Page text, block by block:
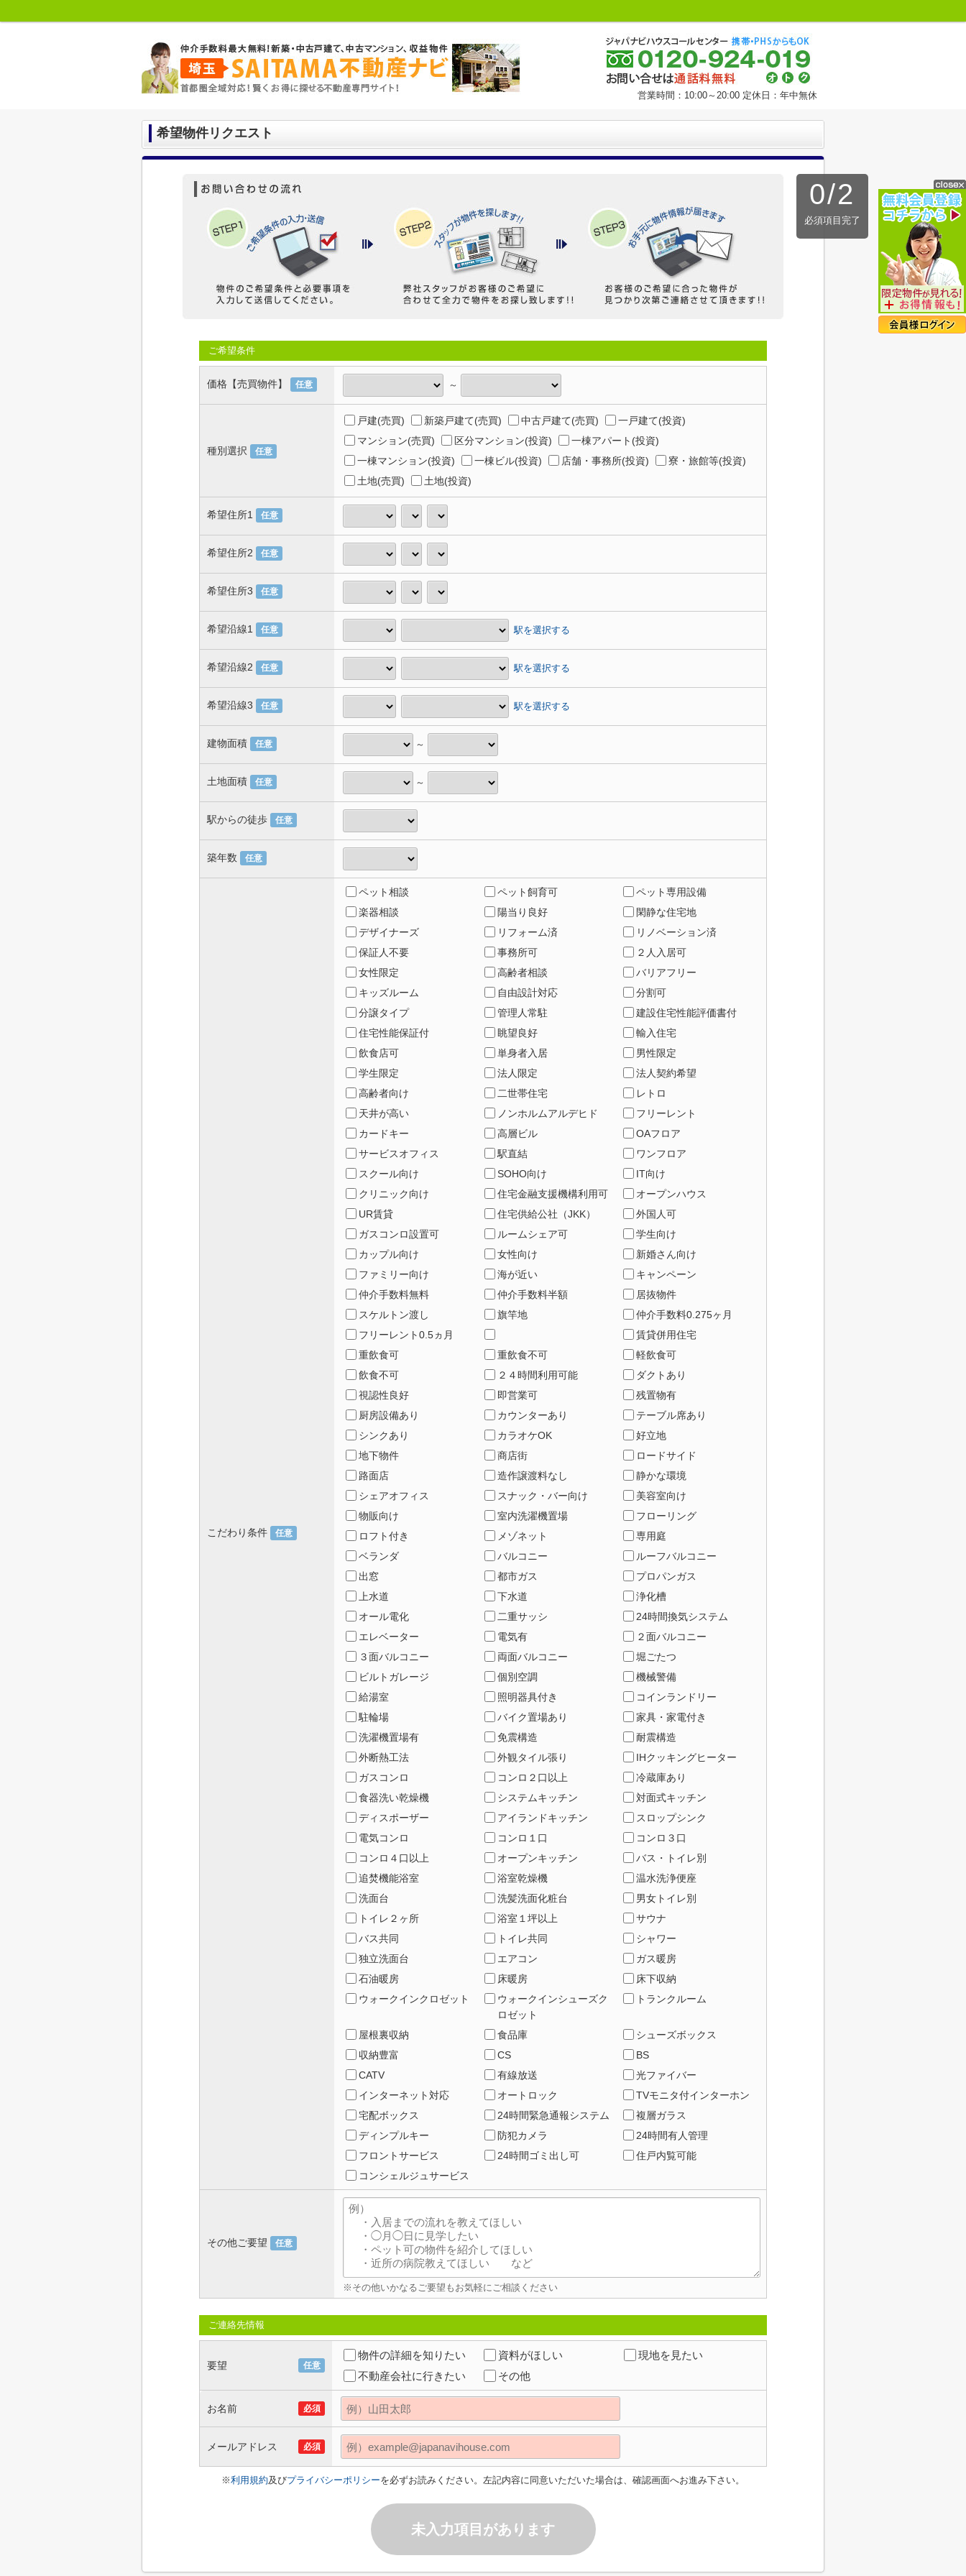
営業時間：10:00～20:00 定休日：年中無休
希望物件リクエスト
0/2
必須項目完了
ご希望条件
価格【売買物件】 任意 ～
種別選択 任意
戸建(売買) 新築戸建て(売買) 中古戸建て(売買)
一戸建て(投資)
マンション(売買)
区分マンション(投資)
一棟アパート(投資)
一棟マンション(投資)
一棟ビル(投資) 店舗・事務所(投資)
寮・旅館等(投資)
土地(売買)
土地(投資)
希望住所1 任意
希望住所2 任意
希望住所3 任意
希望沿線1 任意 駅を選択する
希望沿線2 任意 駅を選択する
希望沿線3 任意 駅を選択する
建物面積 任意 ～
土地面積 任意 ～
駅からの徒歩 任意
築年数 任意
こだわり条件 任意
ペット相談 ペット飼育可
ペット専用設備
楽器相談
陽当り良好
閑静な住宅地
デザイナーズ
リフォーム済
リノベーション済
保証人不要
事務所可
２人入居可
女性限定
高齢者相談
バリアフリー
キッズルーム
自由設計対応
分割可
分譲タイプ
管理人常駐
建設住宅性能評価書付
住宅性能保証付
眺望良好
輸入住宅
飲食店可
単身者入居
男性限定
学生限定
法人限定
法人契約希望
高齢者向け
二世帯住宅
レトロ
天井が高い
ノンホルムアルデヒド
フリーレント
カードキー
高層ビル
OAフロア
サービスオフィス
駅直結
ワンフロア
スクール向け
SOHO向け
IT向け
クリニック向け
住宅金融支援機構利用可
オープンハウス
UR賃貸
住宅供給公社（JKK）
外国人可
ガスコンロ設置可
ルームシェア可
学生向け
カップル向け
女性向け
新婚さん向け
ファミリー向け
海が近い
キャンペーン
仲介手数料無料
仲介手数料半額
居抜物件
スケルトン渡し
旗竿地
仲介手数料0.275ヶ月
フリーレント0.5ヵ月
賃貸併用住宅
重飲食可
重飲食不可
軽飲食可
飲食不可
２４時間利用可能
ダクトあり
視認性良好
即営業可
残置物有
厨房設備あり
カウンターあり
テーブル席あり
シンクあり
カラオケOK
好立地
地下物件
商店街
ロードサイド
路面店
造作譲渡料なし
静かな環境
シェアオフィス
スナック・バー向け
美容室向け
物販向け
室内洗濯機置場
フローリング
ロフト付き
メゾネット
専用庭
ベランダ
バルコニー
ルーフバルコニー
出窓
都市ガス
プロパンガス
上水道
下水道
浄化槽
オール電化
二重サッシ
24時間換気システム
エレベーター
電気有
２面バルコニー
３面バルコニー
両面バルコニー
堀ごたつ
ビルトガレージ
個別空調
機械警備
給湯室
照明器具付き
コインランドリー
駐輪場
バイク置場あり
家具・家電付き
洗濯機置場有
免震構造
耐震構造
外断熱工法
外観タイル張り
IHクッキングヒーター
ガスコンロ
コンロ２口以上
冷蔵庫あり
食器洗い乾燥機
システムキッチン
対面式キッチン
ディスポーザー
アイランドキッチン
スロップシンク
電気コンロ
コンロ１口
コンロ３口
コンロ４口以上
オープンキッチン
バス・トイレ別
追焚機能浴室
浴室乾燥機
温水洗浄便座
洗面台
洗髪洗面化粧台
男女トイレ別
トイレ２ヶ所
浴室１坪以上
サウナ
バス共同
トイレ共同
シャワー
独立洗面台
エアコン
ガス暖房
石油暖房
床暖房
床下収納
ウォークインクロゼット
ウォークインシューズク
ロゼット
トランクルーム
屋根裏収納 食品庫
シューズボックス
収納豊富
CS
BS
CATV
有線放送
光ファイバー
インターネット対応
オートロック
TVモニタ付インターホン
宅配ボックス
24時間緊急通報システム
複層ガラス
ディンプルキー
防犯カメラ
24時間有人管理
フロントサービス
24時間ゴミ出し可
住戸内覧可能
コンシェルジュサービス
その他ご要望 任意
※その他いかなるご要望もお気軽にご相談ください
ご連絡先情報
要望 任意
物件の詳細を知りたい 資料がほしい
現地を見たい
不動産会社に行きたい
その他
お名前 必須
メールアドレス 必須
※利用規約及びプライバシーポリシーを必ずお読みください。左記内容に同意いただいた場合は、確認画面へお進み下さい。
未入力項目があります